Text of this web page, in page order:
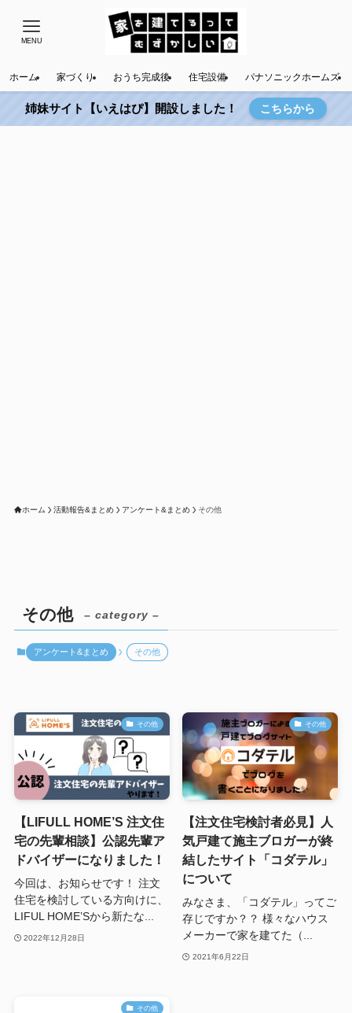
MENU
ホーム 家づくり おうち完成後 住宅設備 パナソニックホームズ
姉妹サイト【いえはぴ】開設しました！ こちらから
ホーム 活動報告&まとめ アンケート&まとめ その他
その他 – category –
アンケート&まとめ その他
その他
【LIFULL HOME’S 注文住
宅の先輩相談】公認先輩ア
ドバイザーになりました！
今回は、お知らせです！ 注文
住宅を検討している方向けに、
LIFUL HOME’Sから新たな...
2022年12月28日
その他
【注文住宅検討者必見】人
気戸建て施主ブロガーが終
結したサイト「コダテル」
について
みなさま、「コダテル」ってご
存じですか？？ 様々なハウス
メーカーで家を建てた（...
2021年6月22日
その他